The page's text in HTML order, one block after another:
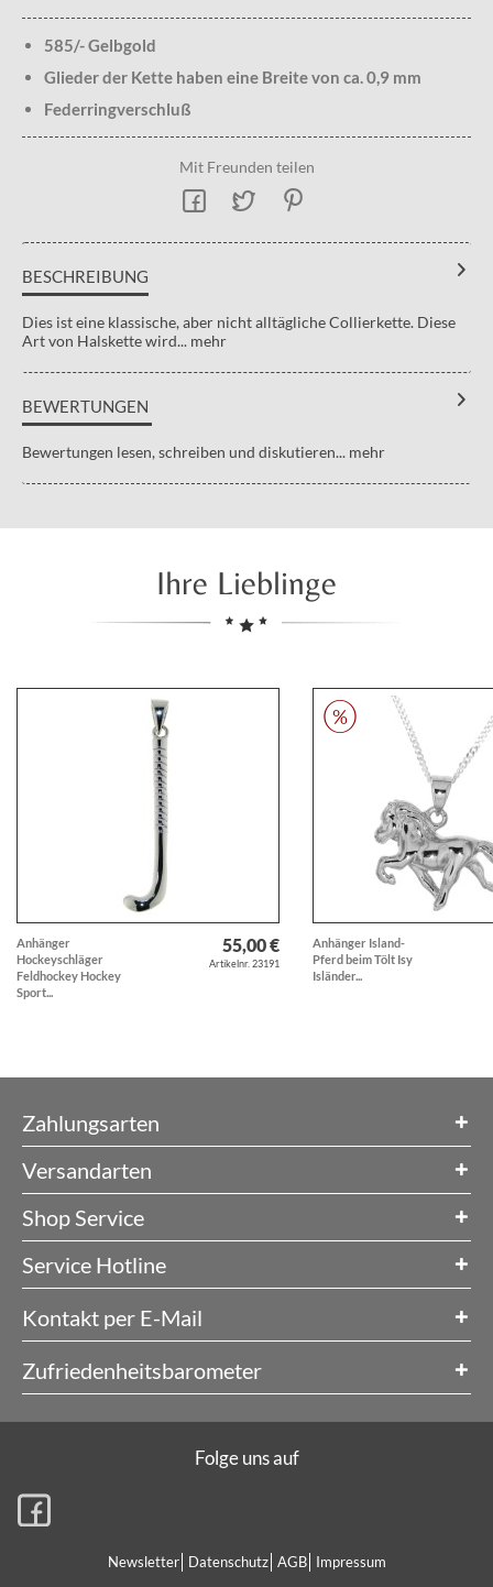
585/- Gelbgold
Glieder der Kette haben eine Breite von ca. 0,9 mm
Federringverschluß
Mit Freunden teilen
BESCHREIBUNG
Dies ist eine klassische, aber nicht alltägliche Collierkette. Diese
Art von Halskette wird... mehr
BEWERTUNGEN
Bewertungen lesen, schreiben und diskutieren... mehr
Ihre Lieblinge
Anhänger
Hockeyschläger
Feldhockey Hockey
Sport...
55,00 €
Artikelnr. 23191
Anhänger Island-
Pferd beim Tölt Isy
Isländer...
Zahlungsarten
Versandarten
Shop Service
Service Hotline
Kontakt per E-Mail
Zufriedenheitsbarometer
Newsletter Datenschutz AGB Impressum
Folge uns auf